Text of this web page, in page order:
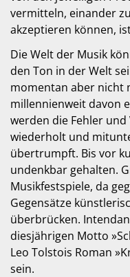
vermitteln, einander
akzeptieren können,
Die Welt der Musik
den Ton in der Welt
momentan aber nicht
millennienweit davon
werden die Fehler
wiederholt und
übertrumpft. Bis vor
undenkbar gehalten.
Musikfestspiele, da
Gegensätze
überbrücken.
diesjährigen Motto
Leo Tolstois Roman
sein.